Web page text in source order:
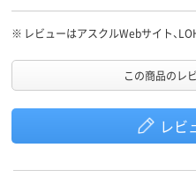
※ レビューはアスクルWebサイト、
この商品のレ
レビ